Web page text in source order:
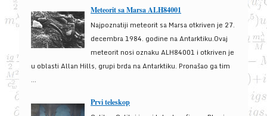
Meteorit sa Marsa ALH84001
Najpoznatiji meteorit sa Marsa otkriven je 27.
decembra 1984. godine na Antarktiku.Ovaj
meteorit nosi oznaku ALH84001 i otkriven je
u oblasti Allan Hills, grupi brda na Antarktiku. Pronašao ga tim
...
Prvi teleskop